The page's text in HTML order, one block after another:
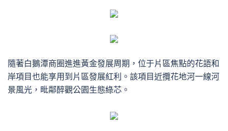
隨著白鵝潭商圈進進黃金發展周期，位于片區焦點的花語和
岸項目也能享用到片區發展紅利。該項目近攬花地河一線河
景風光，毗鄰醉觀公園生態綠芯。